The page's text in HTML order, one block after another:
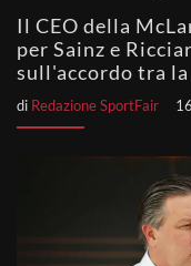
Il CEO della
per Sainz e
sull'accordo tra
di Redazione SportFair